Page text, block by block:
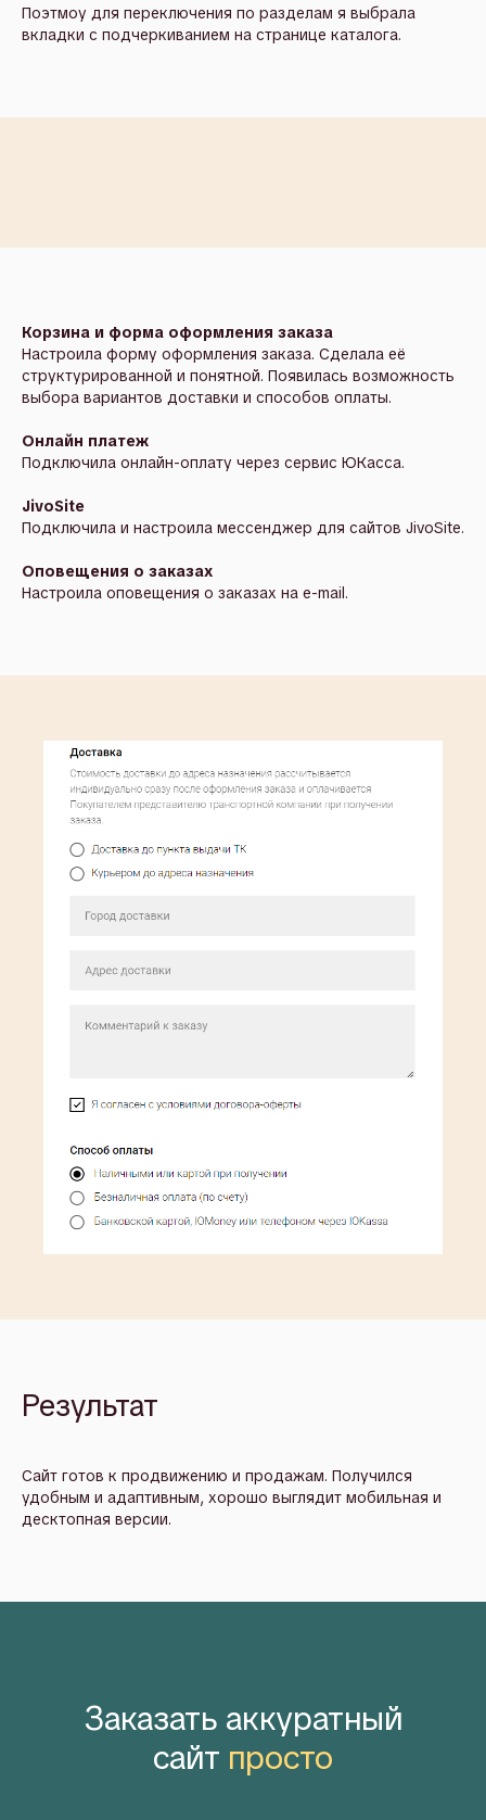
Поэтмоу для переключения по разделам я выбрала
вкладки с подчеркиванием на странице каталога.
Корзина и форма оформления заказа
Настроила форму оформления заказа. Сделала её
структурированной и понятной. Появилась возможность
выбора вариантов доставки и способов оплаты.
Онлайн платеж
Подключила онлайн-оплату через сервис ЮКасса.
JivoSite
Подключила и настроила мессенджер для сайтов JivoSite.
Оповещения о заказах
Настроила оповещения о заказах на e-mail.
Результат
Сайт готов к продвижению и продажам. Получился
удобным и адаптивным, хорошо выглядит мобильная и
десктопная версии.
Заказать аккуратный
сайт просто